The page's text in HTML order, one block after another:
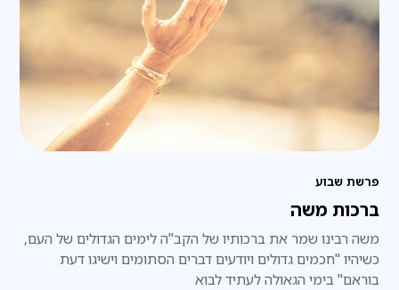
פרשת שבוע
ברכות משה
משה רבינו שמר את ברכותיו של הקב"ה לימים הגדולים של העם,
כשיהיו "חכמים גדולים ויודעים דברים הסתומים וישיגו דעת
בוראם" בימי הגאולה לעתיד לבוא